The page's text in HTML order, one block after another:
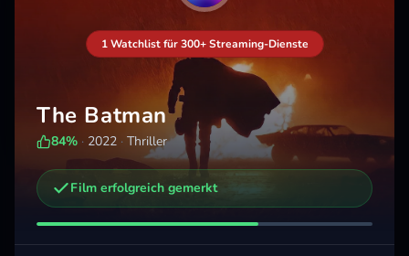
Hinzufügen
Weitere Trailer, die dich interessieren könnten
The Dark Knight Rises
1 Watchlist für 300+ Streaming-Dienste
The Batman
84% · 2022 · Thriller
Film erfolgreich gemerkt